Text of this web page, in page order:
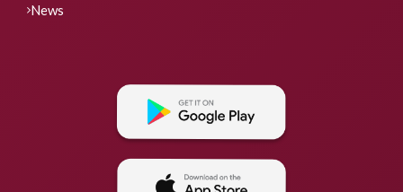
News